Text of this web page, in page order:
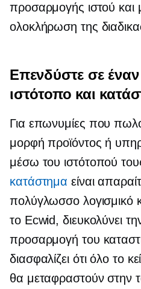
προσαρμογής ιστού και
ολοκλήρωση της
Επενδύστε σε
ιστότοπο και
Για επωνυμίες που
μορφή προϊόντος ή
μέσω του ιστότοπού
κατάστημα είναι
πολύγλωσσο λογισμικό
το Ecwid, διευκολύνει
προσαρμογή του
διασφαλίζει ότι όλο το
θα μεταφραστούν στην